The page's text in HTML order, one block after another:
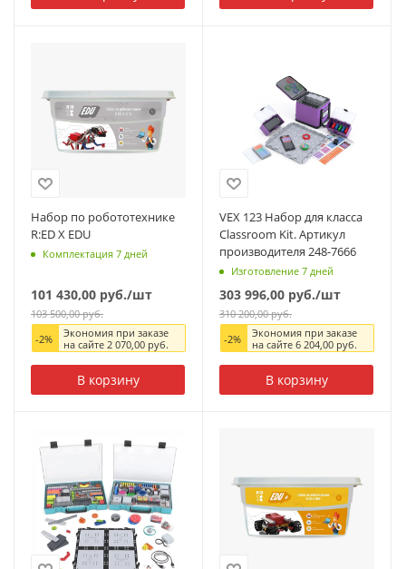
Набор по робототехнике
R:ED X EDU
Комплектация 7 дней
101 430,00 руб./шт
103 500,00руб.
-2%
Экономия при заказе
на сайте 2 070,00руб.
В корзину
VEX 123 Набор для класса
Classroom Kit. Артикул
производителя 248-7666
Изготовление 7 дней
303 996,00 руб./шт
310 200,00руб.
-2%
Экономия при заказе
на сайте 6 204,00руб.
В корзину